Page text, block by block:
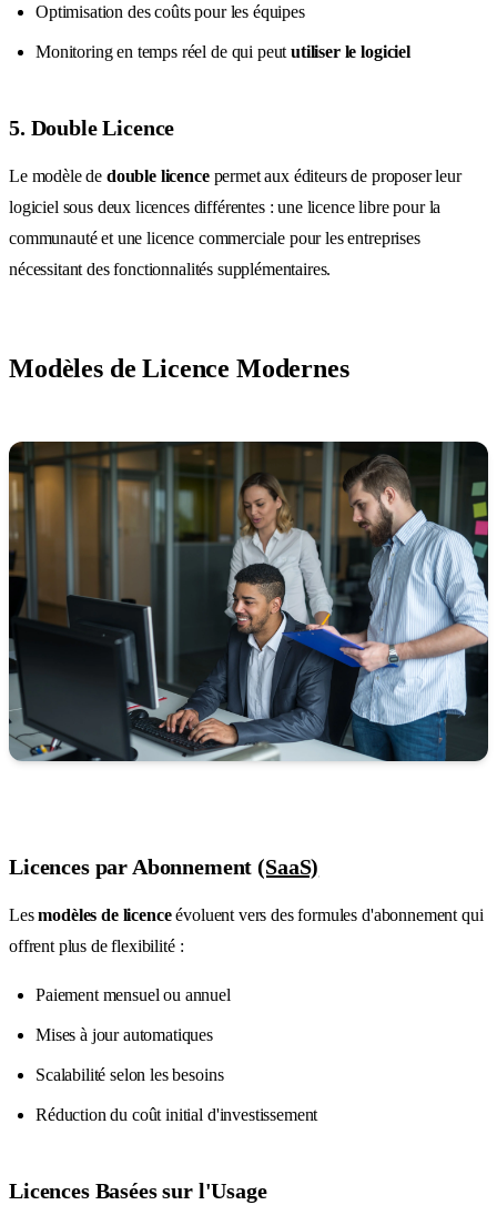
Optimisation des coûts pour les équipes
Monitoring en temps réel de qui peututiliser le logiciel
5. Double Licence
Le modèle de double licencepermet aux éditeurs de proposer leur
logiciel sous deux licences différentes : une licence libre pour la
communauté et une licence commerciale pour les entreprises
nécessitant des fonctionnalités supplémentaires.
Modèles de Licence Modernes
Licences par Abonnement(SaaS)
Lesmodèles de licenceévoluent vers des formules d'abonnement qui
offrent plus de flexibilité :
Paiement mensuel ou annuel
Mises à jour automatiques
Scalabilité selon les besoins
Réduction du coût initial d'investissement
Licences Basées sur l'Usage